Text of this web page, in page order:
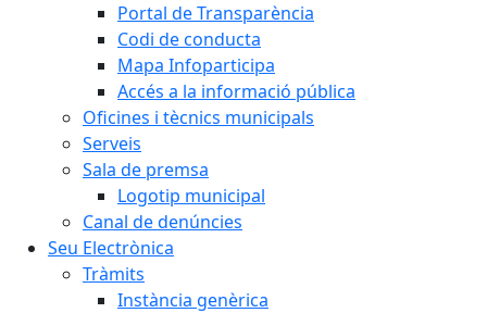
Portal de Transparència
Codi de conducta
Mapa Infoparticipa
Accés a la informació pública
Oficines i tècnics municipals
Serveis
Sala de premsa
Logotip municipal
Canal de denúncies
Seu Electrònica
Tràmits
Instància genèrica